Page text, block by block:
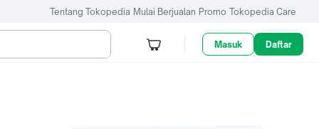
Tentang Tokopedia Mulai Berjualan Promo Tokopedia Care
Masuk Daftar